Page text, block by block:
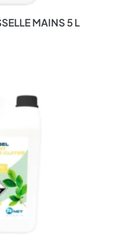
MAINS 5 L